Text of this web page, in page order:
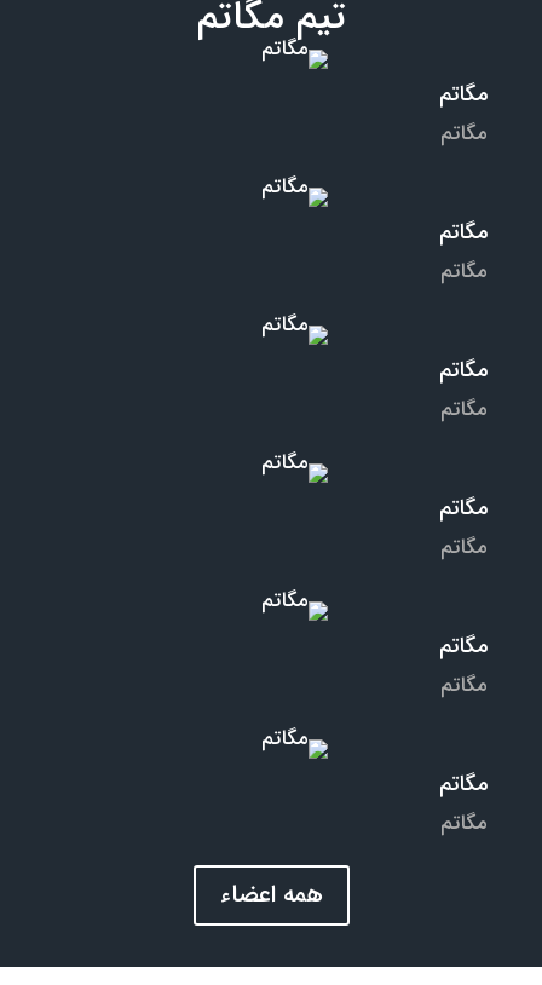
تیم مگاتم
مگاتم
مگاتم
مگاتم
مگاتم
مگاتم
مگاتم
مگاتم
مگاتم
مگاتم
مگاتم
مگاتم
مگاتم
همه اعضاء